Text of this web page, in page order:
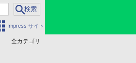
Impress サイト
全カテゴリ